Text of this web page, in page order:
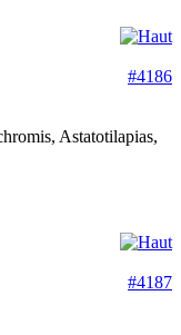
#4186
Astatotilapias,
#4187